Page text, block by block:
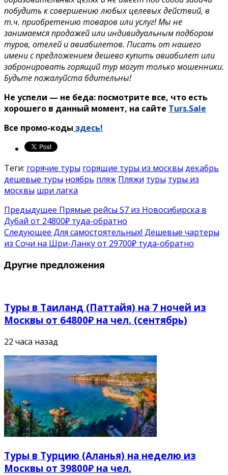
побудить к совершению любых целевых действий, в
т.ч. приобретению товаров или услуг! Мы не
занимаемся продажей или индивидуальным подбором
туров, отелей и авиабилетов. Писать от нашего
имени с предложением дешево купить авиабилет или
забронировать горящий тур могут только мошенники.
Будьте пожалуйста бдительны!
Не успели — не беда: посмотрите все, что есть
хорошего в данный момент, на сайте Turs.Sale
Все промо-коды здесь!
Теги: горячие туры горящие туры из москвы декабрь
дешевые туры ноябрь пляж Пляжи туры туры из
москвы шри лагка
Предыдущее Прямые рейсы S7 из Новосибирска в
Дубай от 24800₽ туда-обратно
Следующее Для самостоятельных! Дешевые чартеры
из Сочи на Шри-Ланку от 29700₽ туда-обратно
Другие предложения
Туры в Таиланд (Паттайя) на 7 ночей из
Москвы от 64800₽ на чел. (сентябрь)
22 часа назад
Туры в Турцию (Аланья) на неделю из
Москвы от 39800₽ на чел.